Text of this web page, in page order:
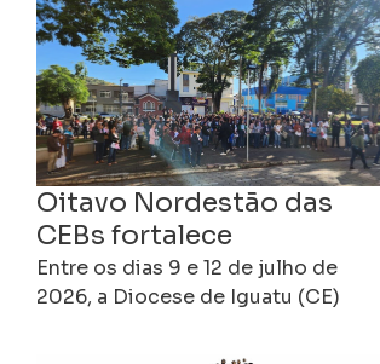
Oitavo Nordestão das
CEBs fortalece
protagonismo das
juventudes e anima
Entre os dias 9 e 12 de julho de
2026, a Diocese de Iguatu (CE)
Comunidades Eclesiais de Base